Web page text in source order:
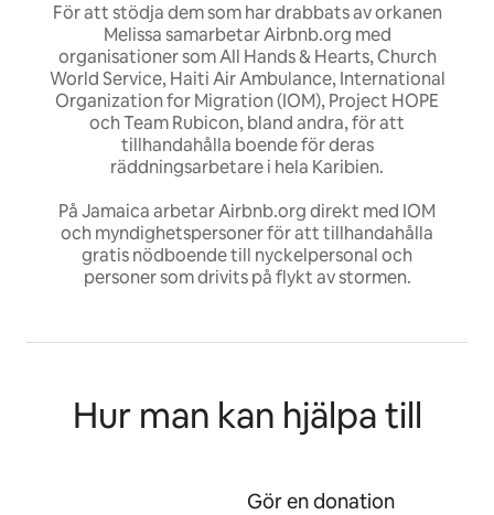
För att stödja dem som har drabbats av orkanen
Melissa samarbetar Airbnb.org med
organisationer som All Hands & Hearts, Church
World Service, Haiti Air Ambulance, International
Organization for Migration (IOM), Project HOPE
och Team Rubicon, bland andra, för att
tillhandahålla boende för deras
räddningsarbetare i hela Karibien.
På Jamaica arbetar Airbnb.org direkt med IOM
och myndighetspersoner för att tillhandahålla
gratis nödboende till nyckelpersonal och
personer som drivits på flykt av stormen.
Hur man kan hjälpa till
Gör en donation